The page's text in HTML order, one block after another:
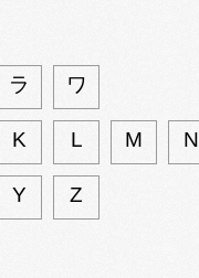
ラ ワ
K L M N
Y Z